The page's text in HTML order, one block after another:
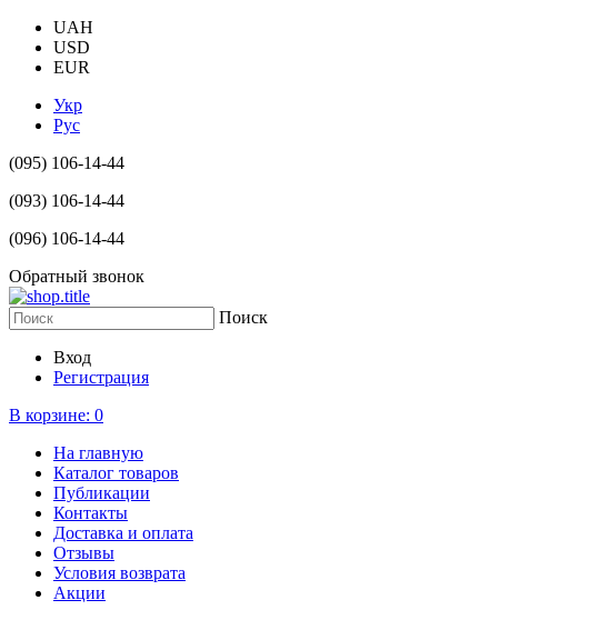
UAH
USD
EUR
Укр
Рус
(095) 106-14-44
(093) 106-14-44
(096) 106-14-44
Обратный звонок
Поиск
Вход
Регистрация
В корзине: 0
На главную
Каталог товаров
Публикации
Контакты
Доставка и оплата
Отзывы
Условия возврата
Акции